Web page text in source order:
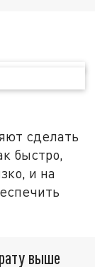
сделать
быстро,
и на
выше